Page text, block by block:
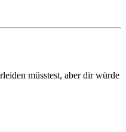
müsstest, aber dir würde